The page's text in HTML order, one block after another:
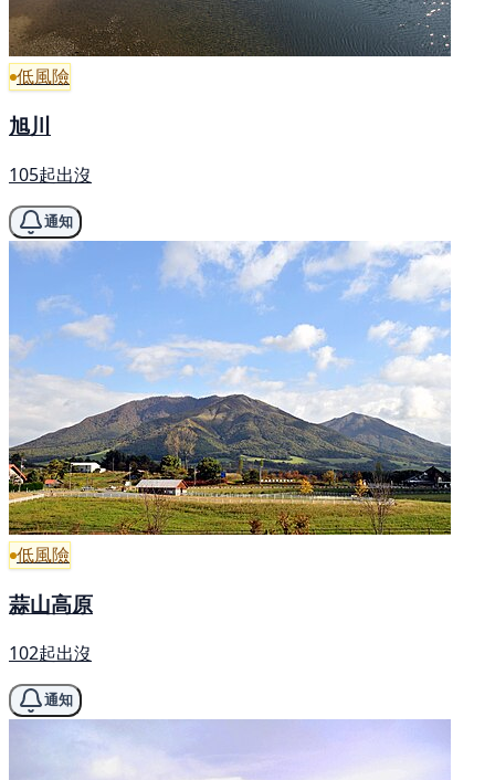
低風險
旭川
105起出沒
通知
低風險
蒜山高原
102起出沒
通知